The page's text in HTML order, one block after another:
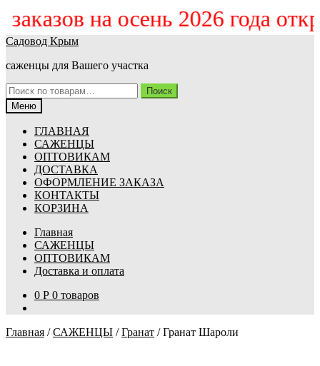
заказов на осень 2026 года
Перейти
навигации
Перейти
содержимому
Садовод Крым
саженцы для Вашего участка
Искать:
Поиск
Меню
ГЛАВНАЯ
САЖЕНЦЫ
ОПТОВИКАМ
ДОСТАВКА
ОФОРМЛЕНИЕ ЗАКАЗА
КОНТАКТЫ
КОРЗИНА
Главная
САЖЕНЦЫ
ОПТОВИКАМ
Доставка и оплата
0 Р 0 товаров
Главная /САЖЕНЦЫ /Гранат /Гранат Шароли